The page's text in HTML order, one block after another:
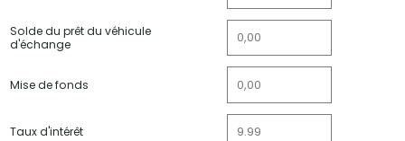
Solde du prêt du véhicule
d'échange
Mise de fonds
Taux d'intérêt